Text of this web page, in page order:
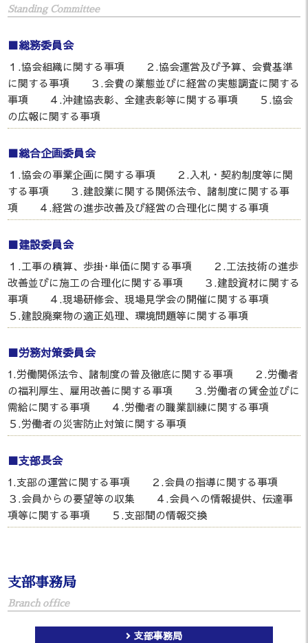
Standing Committee
■総務委員会
１.協会組織に関する事項 ２.協会運営及び予算、会費基準
に関する事項 ３.会費の業態並びに経営の実態調査に関する
事項 ４.沖建協表彰、全建表彰等に関する事項 ５.協会
の広報に関する事項
■総合企画委員会
１.協会の事業企画に関する事項 ２.入札・契約制度等に関
する事項 ３.建設業に関する関係法令、諸制度に関する事
項 ４.経営の進歩改善及び経営の合理化に関する事項
■建設委員会
１.工事の積算、歩掛･単価に関する事項 ２.工法技術の進歩
改善並びに施工の合理化に関する事項 ３.建設資材に関する
事項 ４.現場研修会、現場見学会の開催に関する事項
５.建設廃棄物の適正処理、環境問題等に関する事項
■労務対策委員会
1.労働関係法令、諸制度の普及徹底に関する事項 ２.労働者
の福利厚生、雇用改善に関する事項 ３.労働者の賃金並びに
需給に関する事項 ４.労働者の職業訓練に関する事項
５.労働者の災害防止対策に関する事項
■支部長会
1.支部の運営に関する事項 ２.会員の指導に関する事項
３.会員からの要望等の収集 ４.会員への情報提供、伝達事
項等に関する事項 ５.支部間の情報交換
支部事務局
Branch office
支部事務局